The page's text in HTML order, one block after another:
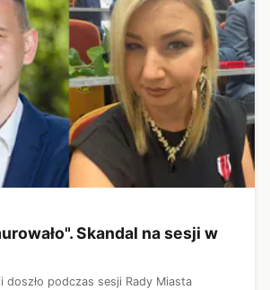
Skandal na sesji w
doszło podczas sesji Rady Miasta